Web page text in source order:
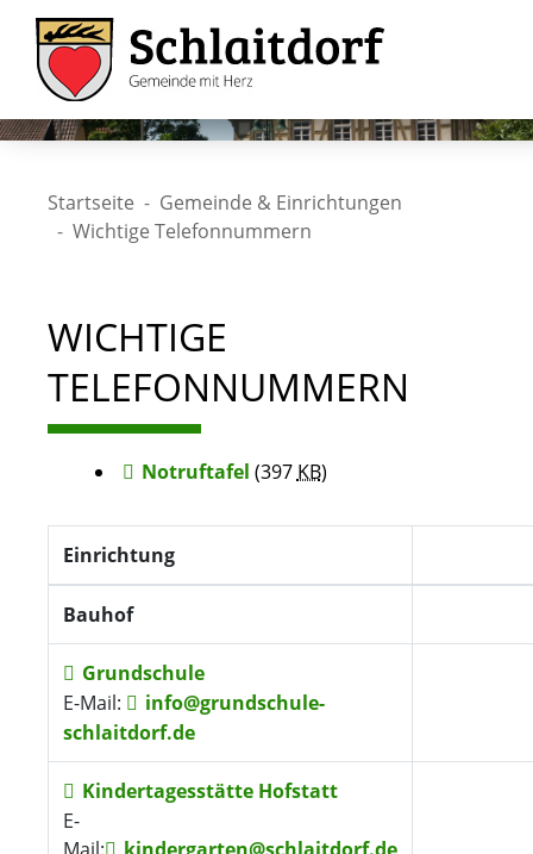
Startseite
Gemeinde & Einrichtungen
Wichtige Telefonnummern
WICHTIGE
TELEFONNUMMERN
Notruftafel (397KB)
Einrichtung
Bauhof
Grundschule
E-Mail:
info@grundschule-
schlaitdorf.de
Kindertagesstätte Hofstatt
E-